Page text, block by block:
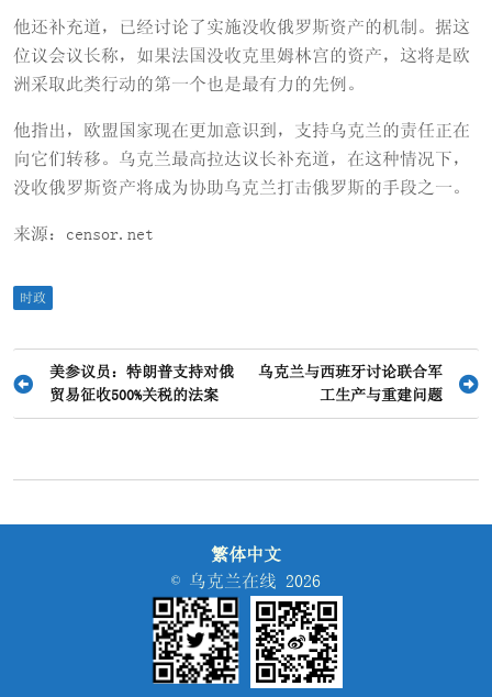
他还补充道，已经讨论了实施没收俄罗斯资产的机制。据这
位议会议长称，如果法国没收克里姆林宫的资产，这将是欧
洲采取此类行动的第一个也是最有力的先例。
他指出，欧盟国家现在更加意识到，支持乌克兰的责任正在
向它们转移。乌克兰最高拉达议长补充道，在这种情况下，
没收俄罗斯资产将成为协助乌克兰打击俄罗斯的手段之一。
来源：censor.net
时政
文
航
美参议员：特朗普支持对俄
贸易征收500%关税的法案
乌克兰与西班牙讨论联合军
工生产与重建问题
繁体中文
© 乌克兰在线 2026